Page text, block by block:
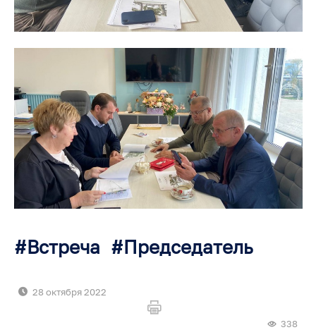
Встреча Председатель
28 октября 2022
338